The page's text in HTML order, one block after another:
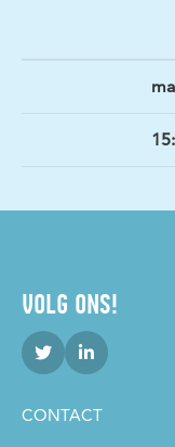
VOLG ONS!
CONTACT